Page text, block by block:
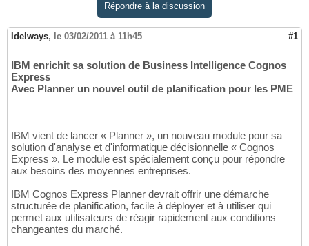
Répondre à la discussion
Idelways, le 03/02/2011 à 11h45 #1
IBM enrichit sa solution de Business Intelligence Cognos
Express
Avec Planner un nouvel outil de planification pour les PME
IBM vient de lancer « Planner », un nouveau module pour sa
solution d'analyse et d'informatique décisionnelle « Cognos
Express ». Le module est spécialement conçu pour répondre
aux besoins des moyennes entreprises.
IBM Cognos Express Planner devrait offrir une démarche
structurée de planification, facile à déployer et à utiliser qui
permet aux utilisateurs de réagir rapidement aux conditions
changeantes du marché.